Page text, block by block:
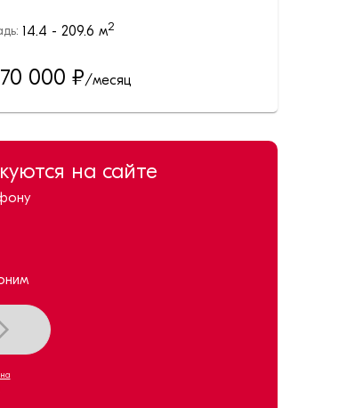
14.4 - 209.6 м2
000 ₽/месяц
на сайте